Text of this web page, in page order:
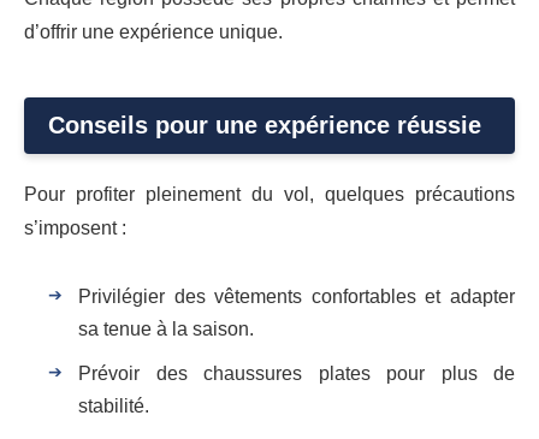
d’offrir une expérience unique.
Conseils pour une expérience réussie
Pour profiter pleinement du vol, quelques précautions
s’imposent :
Privilégier des vêtements confortables et adapter
sa tenue à la saison.
Prévoir des chaussures plates pour plus de
stabilité.